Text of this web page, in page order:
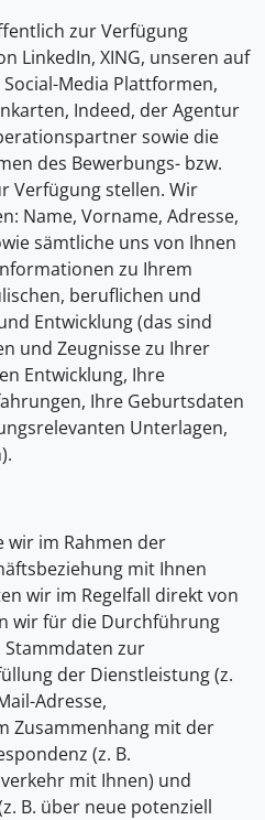
zur Verfügung
LinkedIn, XING, unseren auf
Media Plattformen,
Indeed, der Agentur
sowie die
des Bewerbungs- bzw.
Verfügung stellen. Wir
Name, Vorname, Adresse,
sämtliche uns von Ihnen
zu Ihrem
beruflichen und
Entwicklung (das sind
und Zeugnisse zu Ihrer
Entwicklung, Ihre
Ihre Geburtsdaten
Unterlagen,
wir im Rahmen der
mit Ihnen
wir im Regelfall direkt von
wir für die Durchführung
zur
der Dienstleistung (z.
Adresse,
Zusammenhang mit der
(z. B.
mit Ihnen) und
B. über neue potenziell